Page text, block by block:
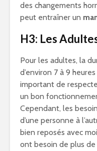
des changements
peut entraîner un
H3: Les
Pour les adultes, la
d’environ 7 à 9
important de
un bon
Cependant, les
d’une personne à
bien reposés avec
ont besoin de plus